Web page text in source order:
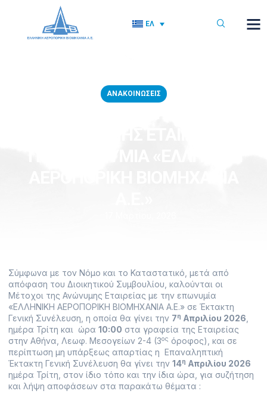
ΕΛ
ΑΝΑΚΟΙΝΏΣΕΙΣ
Σύμφωνα με τον Νόμο και το Καταστατικό, μετά από
απόφαση του Διοικητικού Συμβουλίου, καλούνται οι
Μέτοχοι της Ανώνυμης Εταιρείας με την επωνυμία
«ΕΛΛΗΝΙΚΗ ΑΕΡΟΠΟΡΙΚΗ ΒΙΟΜΗΧΑΝΙΑ Α.Ε.» σε Έκτακτη
Γενική Συνέλευση, η οποία θα γίνει την 7η Απριλίου 2026
ημέρα Τρίτη και ώρα 10:00 στα γραφεία της Εταιρείας
στην Αθήνα, Λεωφ. Μεσογείων 2-4 (3ος όροφος), και σε
περίπτωση μη υπάρξεως απαρτίας η Επαναληπτική
Έκτακτη Γενική Συνέλευση θα γίνει την 14η Απριλίου 2026
ημέρα Τρίτη, στον ίδιο τόπο και την ίδια ώρα, για συζήτηση
και λήψη αποφάσεων στα παρακάτω θέματα :